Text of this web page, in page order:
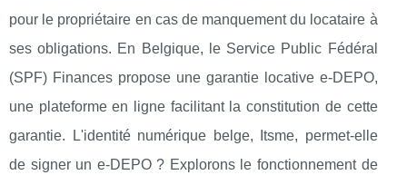
pour le propriétaire en cas de manquement du locataire à
ses obligations. En Belgique, le Service Public Fédéral
(SPF) Finances propose une garantie locative e-DEPO,
une plateforme en ligne facilitant la constitution de cette
garantie. L'identité numérique belge, Itsme, permet-elle
de signer un e-DEPO ? Explorons le fonctionnement de